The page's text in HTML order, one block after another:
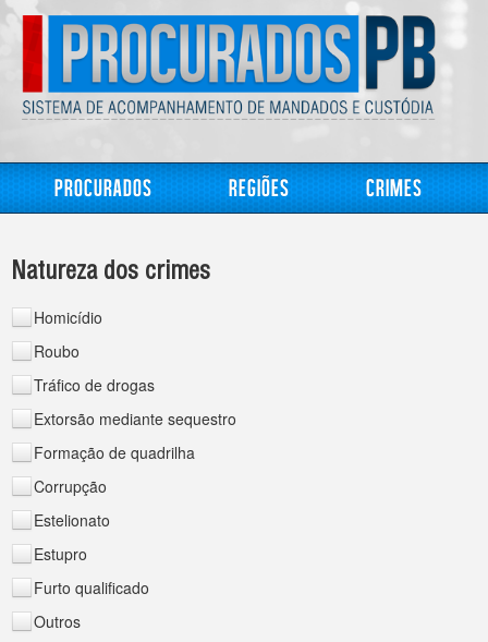
Procurados Regiões Crimes
Natureza dos crimes
Homicídio
Roubo
Tráfico de drogas
Extorsão mediante sequestro
Formação de quadrilha
Corrupção
Estelionato
Estupro
Furto qualificado
Outros